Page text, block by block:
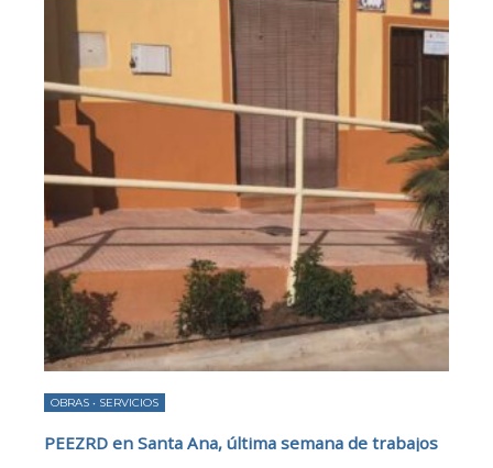
OBRAS • SERVICIOS
PEEZRD en Santa Ana, última semana de trabajos